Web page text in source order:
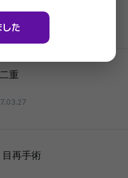
重
再手術
た